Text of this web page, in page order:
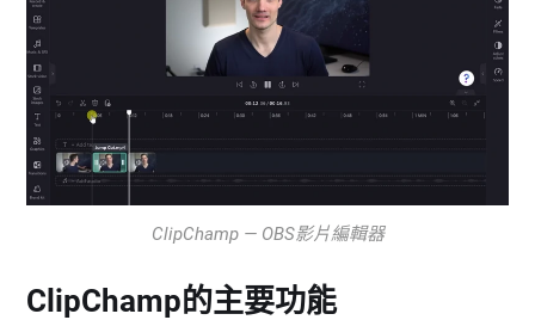
ClipChamp — OBS影片編輯器
ClipChamp的主要功能